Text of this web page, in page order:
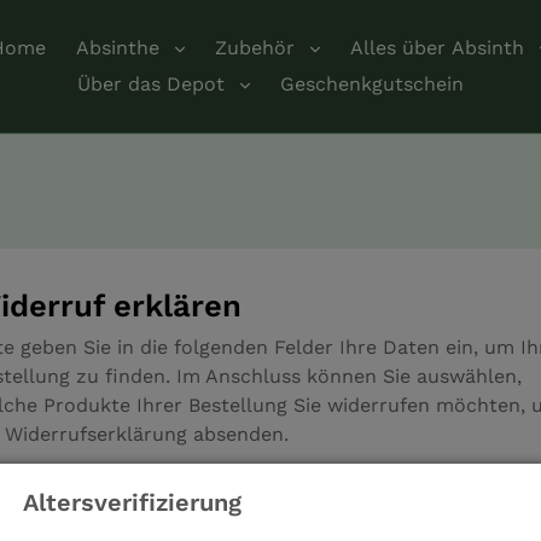
Altersverifizierung
Absinthe Zubehör
Alles über Absinth
Über das Depot
Geschenkgutschein
erklären
geben Sie in die folgenden Felder Ihre Daten ein, um
zu finden. Im Anschluss können Sie auswählen,
Produkte Ihrer Bestellung Sie widerrufen möchten,
Widerrufserklärung absenden.
Adresse *